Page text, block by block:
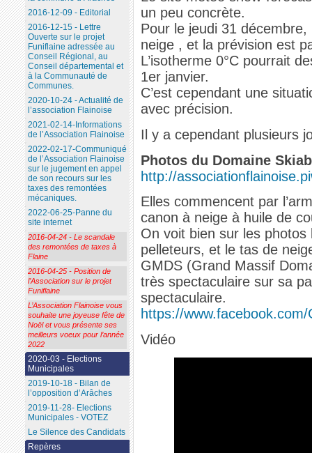
un peu concrète.
Pour le jeudi 31
neige , et la prévision est
L’isotherme 0°C pourrait
1er janvier.
C’est cependant une
avec précision.
Il y a cependant plusieurs
Photos du Domaine
http://
Elles commencent par
canon à neige à huile de
On voit bien sur les
pelleteurs, et le tas de
GMDS (Grand Massif
très spectaculaire sur sa
spectaculaire.
https://
Vidéo
2016-12-09 - Editorial
2016-12-15 - Lettre
Ouverte sur le projet
Funiflaine adressée au
Conseil Régional, au
Conseil départemental et
à la Communauté de
Communes.
2020-10-24 - Actualité de
l’association Flainoise
2021-02-14-Informations
de l’Association Flainoise
2022-02-17-Communiqué
de l’Association Flainoise
sur le jugement en appel
de son recours sur les
taxes des remontées
mécaniques.
2022-06-25-Panne du
site internet
2016-04-24 - Le scandale
des remontées de taxes à
Flaine
2016-04-25 - Position de
l’Association sur le projet
Funiflaine
L’Association Flainoise vous
souhaite une joyeuse fête de
Noël et vous présente ses
meilleurs voeux pour l’année
2022
2020-03 - Elections
Municipales
2019-10-18 - Bilan de
l’opposition d’Arâches
2019-11-28- Elections
Municipales - VOTEZ
Le Silence des Candidats
Repères